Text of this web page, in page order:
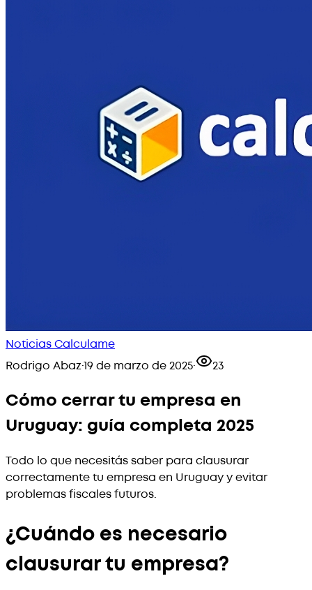
Noticias Calculame
Rodrigo Abaz·19 de marzo de 2025· 23
Cómo cerrar tu empresa en
Uruguay: guía completa 2025
Todo lo que necesitás saber para clausurar
correctamente tu empresa en Uruguay y evitar
problemas fiscales futuros.
¿Cuándo es necesario
clausurar tu empresa?